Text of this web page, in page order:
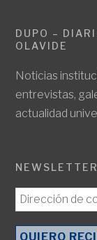
DUPO –
OLAVIDE
Noticias
entrevistas,
actualidad
NEWSLETTER